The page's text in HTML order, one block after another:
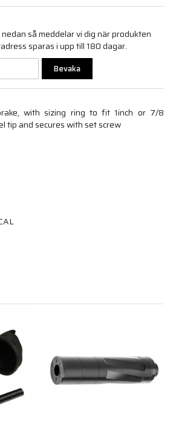
så meddelar vi dig när produkten
sparas i upp till 180 dagar.
Bevaka
with sizing ring to fit 1inch or 7/8
tip and secures with set screw